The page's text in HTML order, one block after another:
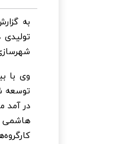
به
وی با
توسعه
در آمد